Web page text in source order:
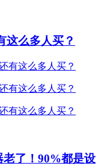
这么多人买？
了！90%都是设